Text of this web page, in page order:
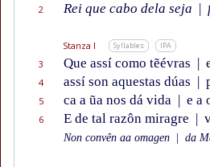
2 Rei que cabo dela seja |
Stanza I Syllables IPA
3 Que assí como tẽévras |
4 assí son aquestas dúas |
5 ca a ũa nos dá vida | e a
6 E de tal razôn miragre |
Non convên aa omagen da